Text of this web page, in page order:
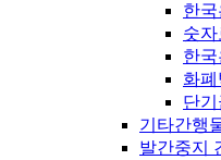
한
숫자
한
화
단
기타간행
발간중지